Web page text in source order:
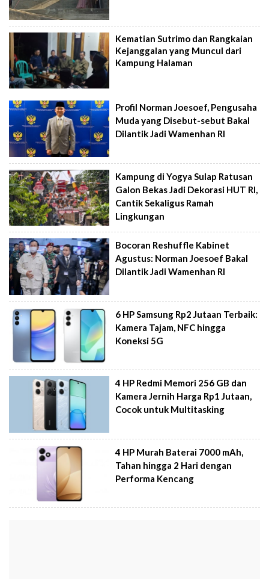
Kematian Sutrimo dan Rangkaian
Kejanggalan yang Muncul dari
Kampung Halaman
Profil Norman Joesoef, Pengusaha
Muda yang Disebut-sebut Bakal
Dilantik Jadi Wamenhan RI
Kampung di Yogya Sulap Ratusan
Galon Bekas Jadi Dekorasi HUT RI,
Cantik Sekaligus Ramah
Lingkungan
Bocoran Reshuffle Kabinet
Agustus: Norman Joesoef Bakal
Dilantik Jadi Wamenhan RI
6 HP Samsung Rp2 Jutaan Terbaik:
Kamera Tajam, NFC hingga
Koneksi 5G
4 HP Redmi Memori 256 GB dan
Kamera Jernih Harga Rp1 Jutaan,
Cocok untuk Multitasking
4 HP Murah Baterai 7000 mAh,
Tahan hingga 2 Hari dengan
Performa Kencang